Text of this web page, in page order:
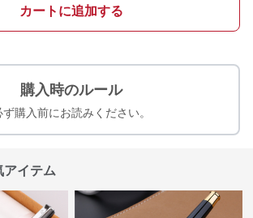
カートに追加する
購入時のルール
ず購入前にお読みください。
アイテム